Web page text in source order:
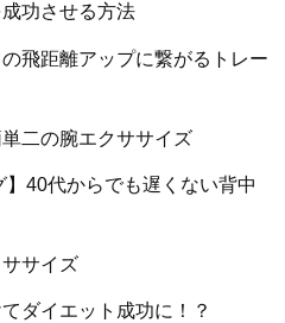
功させる方法
飛距離アップに繋がるトレー
二の腕エクササイズ
】40代からでも遅くない背中
サイズ
ダイエット成功に！？